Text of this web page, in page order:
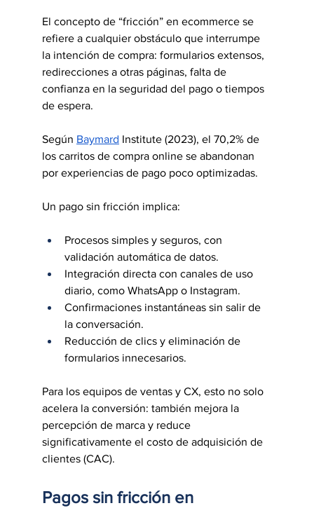
El concepto de “fricción” en ecommerce se
refiere a cualquier obstáculo que interrumpe
la intención de compra: formularios extensos,
redirecciones a otras páginas, falta de
confianza en la seguridad del pago o tiempos
de espera.
Según Baymard Institute (2023), el 70,2% de
los carritos de compra online se abandonan
por experiencias de pago poco optimizadas.
Un pago sin fricción implica:
Procesos simples y seguros, con
validación automática de datos.
Integración directa con canales de uso
diario, como WhatsApp o Instagram.
Confirmaciones instantáneas sin salir de
la conversación.
Reducción de clics y eliminación de
formularios innecesarios.
Para los equipos de ventas y CX, esto no solo
acelera la conversión: también mejora la
percepción de marca y reduce
significativamente el costo de adquisición de
clientes (CAC).
Pagos sin fricción en